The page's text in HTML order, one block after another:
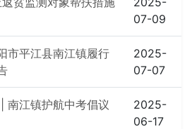
07-09
市平江县南江镇履行
2025-
07-07
南江镇护航中考倡议
2025-
06-17